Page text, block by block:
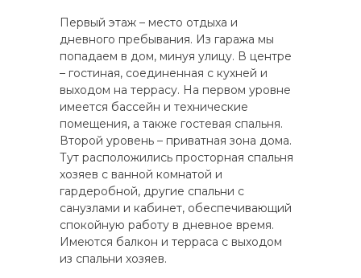
Первый этаж – место отдыха и
дневного пребывания. Из гаража мы
попадаем в дом, минуя улицу. В центре
– гостиная, соединенная с кухней и
выходом на террасу. На первом уровне
имеется бассейн и технические
помещения, а также гостевая спальня.
Второй уровень – приватная зона дома.
Тут расположились просторная спальня
хозяев с ванной комнатой и
гардеробной, другие спальни с
санузлами и кабинет, обеспечивающий
спокойную работу в дневное время.
Имеются балкон и терраса с выходом
из спальни хозяев.